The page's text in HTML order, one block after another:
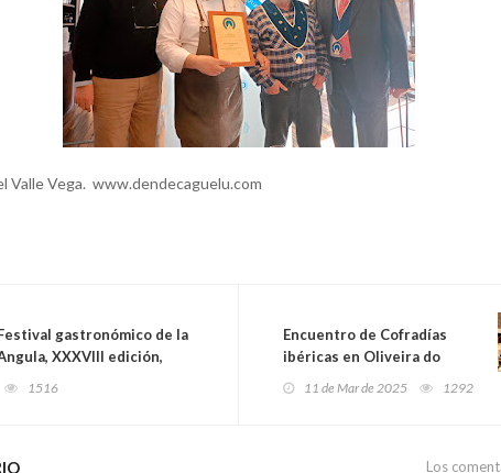
Valle Vega. www.dendecaguelu.com
gastronómico de la
XXXVIII edición,
1516
Encuentro de Cofradías
ibéricas en Oliveira do
11 de Mar de 2025 1292
Los